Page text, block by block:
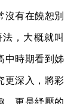
沒有在饒恕別
，大概就叫
中時期看到姊
更深入，將彩
，更是紓壓的